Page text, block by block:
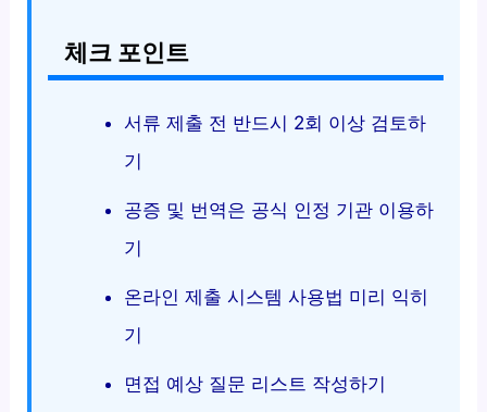
체크 포인트
서류 제출 전 반드시 2회 이상 검토하
기
공증 및 번역은 공식 인정 기관 이용하
기
온라인 제출 시스템 사용법 미리 익히
기
면접 예상 질문 리스트 작성하기